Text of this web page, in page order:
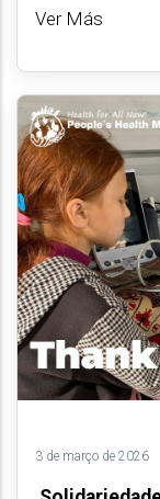
Ver Más
3 de março de 2026